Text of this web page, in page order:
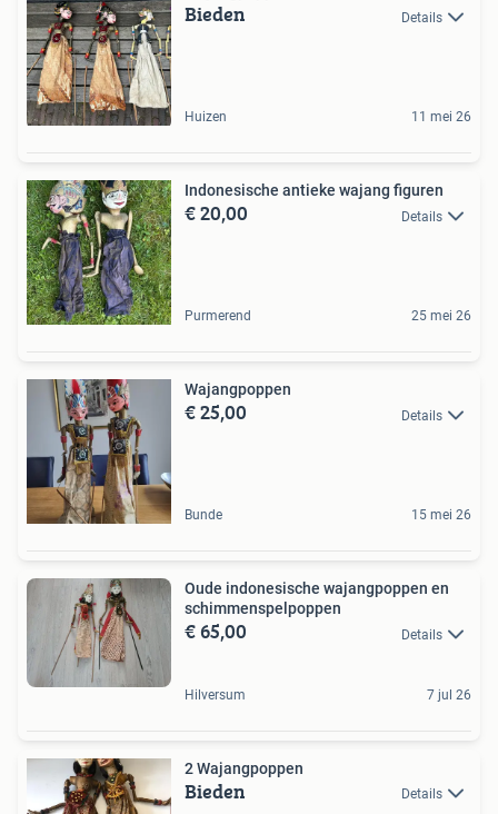
Bieden Details
Huizen 11 mei 26
Indonesische antieke wajang figuren
€ 20,00 Details
Purmerend 25 mei 26
Wajangpoppen
€ 25,00 Details
Bunde 15 mei 26
Oude indonesische wajangpoppen en
schimmenspelpoppen
€ 65,00 Details
Hilversum 7 jul 26
2 Wajangpoppen
Bieden Details